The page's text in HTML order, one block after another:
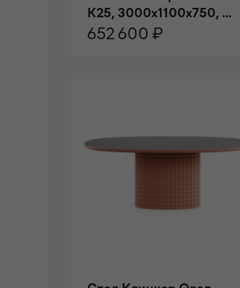
К25, 3000x1100x750, ...
652 600 ₽